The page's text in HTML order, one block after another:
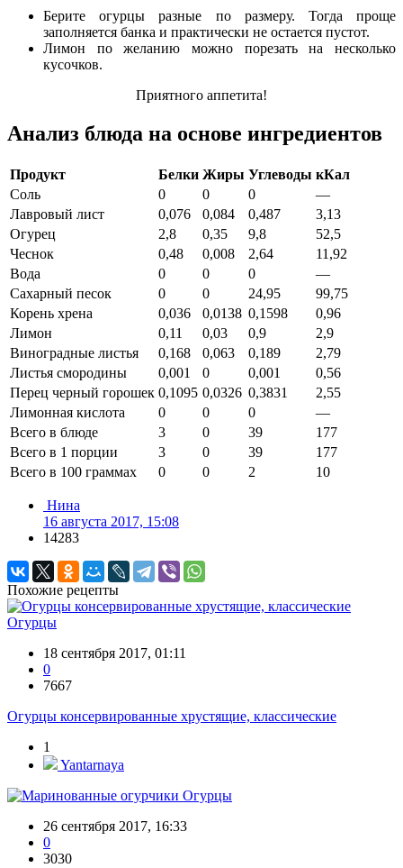
Берите огурцы разные по размеру. Тогда проще
заполняется банка и практически не остается пустот.
Лимон по желанию можно порезать на несколько
кусочков.
Приятного аппетита!
Анализ блюда на основе ингредиентов
Продукт Белки Жиры Углеводы кКал
Соль
0 0 0
—
Лавровый лист
0,076 0,084 0,487
3,13
Огурец
2,8 0,35 9,8
52,5
Чеснок
0,48 0,008 2,64
11,92
Вода
0 0 0
—
Сахарный песок
0 0 24,95
99,75
Корень хрена
0,036 0,0138 0,1598
0,96
Лимон
0,11 0,03 0,9
2,9
Виноградные листья
0,168 0,063 0,189
2,79
Листья смородины
0,001 0 0,001
0,56
Перец черный горошек 0,1095 0,0326 0,3831
2,55
Лимонная кислота
0 0 0
—
Всего в блюде
3 0 39
177
Всего в 1 порции
3 0 39
177
Всего в 100 граммах
0 0 2 10
Нина
16 августа 2017, 15:08
14283
Похожие рецепты
Огурцы
18 сентября 2017, 01:11
0
7667
Огурцы консервированные хрустящие, классические
1
Yantarnaya
Огурцы
26 сентября 2017, 16:33
0
3030